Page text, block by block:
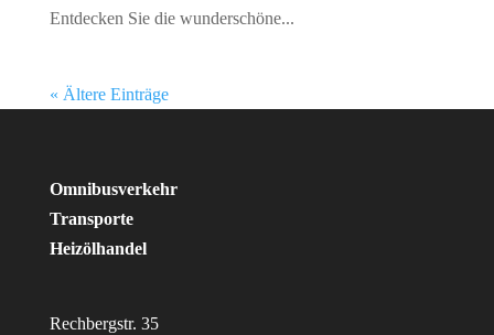
Entdecken Sie die wunderschöne...
« Ältere Einträge
Omnibusverkehr
Transporte
Heizölhandel
Rechbergstr. 35